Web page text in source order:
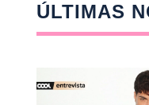
ÚLTIMAS